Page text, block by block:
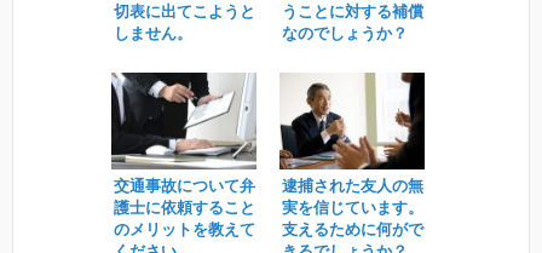
切表に出てこようと
しません。
うことに対する補償
なのでしょうか？
交通事故について弁
護士に依頼すること
のメリットを教えて
逮捕された友人の無
実を信じています。
支えるために何がで